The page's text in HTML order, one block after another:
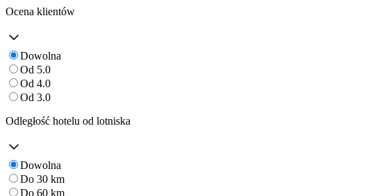
Ocena klientów
Dowolna
Od 5.0
Od 4.0
Od 3.0
Odległość hotelu od lotniska
Dowolna
Do 30 km
Do 60 km